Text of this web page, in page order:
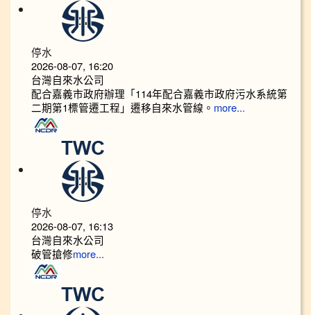
停水
2026-08-07, 16:20
台灣自來水公司
配合嘉義市政府辦理「114年配合嘉義市政府污水系統第
二期第1標管遷工程」遷移自來水管線。 more...
停水
2026-08-07, 16:13
台灣自來水公司
破管搶修more...